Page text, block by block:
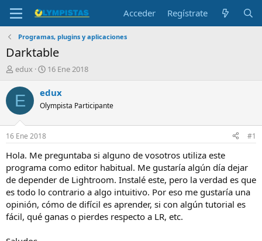
Acceder Regístrate
Programas, plugins y aplicaciones
Darktable
I
i
c
a
d
o
r
e
l
t
e
m
edux
F
c
a
i
n
c
i
o
16 Ene 2018
E edux
Olympista Participante
16 Ene 2018 #1
Hola. Me preguntaba si alguno de vosotros utiliza este
programa como editor habitual. Me gustaría algún día dejar
de depender de Lightroom. Instalé este, pero la verdad es que
es todo lo contrario a algo intuitivo. Por eso me gustaría una
opinión, cómo de difícil es aprender, si con algún tutorial es
fácil, qué ganas o pierdes respecto a LR, etc.